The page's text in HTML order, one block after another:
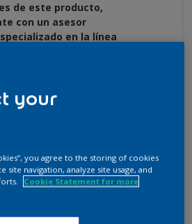
de este producto,
con un asesor
en la línea
your
you agree to the storing of cookies
site navigation, analyze site usage, and
Cookie Statement for more